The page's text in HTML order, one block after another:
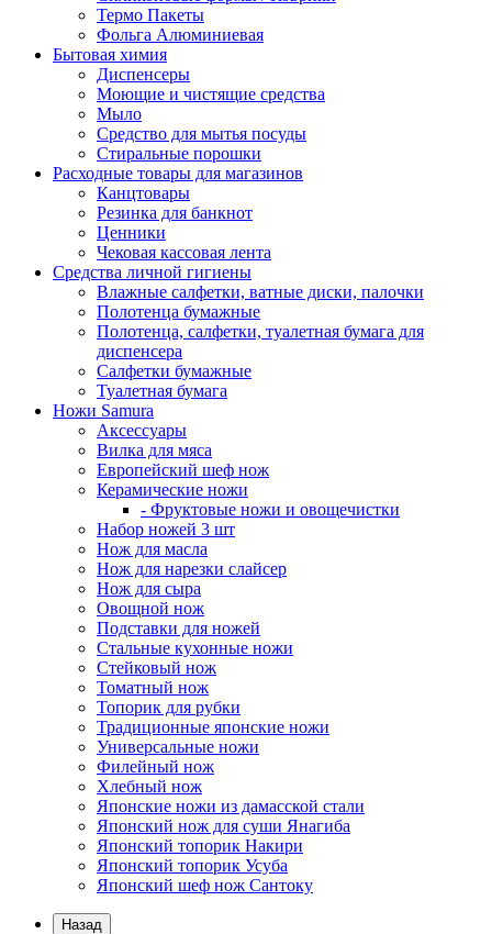
Термо Пакеты
Фольга Алюминиевая
Бытовая химия
Диспенсеры
Моющие и чистящие средства
Мыло
Средство для мытья посуды
Стиральные порошки
Расходные товары для магазинов
Канцтовары
Резинка для банкнот
Ценники
Чековая кассовая лента
Средства личной гигиены
Влажные салфетки, ватные диски, палочки
Полотенца бумажные
Полотенца, салфетки, туалетная бумага для
диспенсера
Салфетки бумажные
Туалетная бумага
Ножи Samura
Аксессуары
Вилка для мяса
Европейский шеф нож
Керамические ножи
- Фруктовые ножи и овощечистки
Набор ножей 3 шт
Нож для масла
Нож для нарезки слайсер
Нож для сыра
Овощной нож
Подставки для ножей
Стальные кухонные ножи
Стейковый нож
Томатный нож
Топорик для рубки
Традиционные японские ножи
Универсальные ножи
Филейный нож
Хлебный нож
Японские ножи из дамасской стали
Японский нож для суши Янагиба
Японский топорик Накири
Японский топорик Усуба
Японский шеф нож Сантоку
Назад